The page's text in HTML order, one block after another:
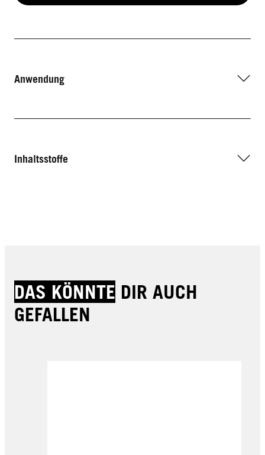
Anwendung
Inhaltsstoffe
DAS KÖNNTE DIR AUCH
GEFALLEN